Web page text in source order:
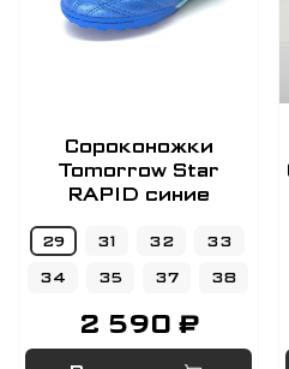
Сороконожки
Tomorrow Star
RAPID синие
29 31 32
33
34
35 37 38
2 590 ₽